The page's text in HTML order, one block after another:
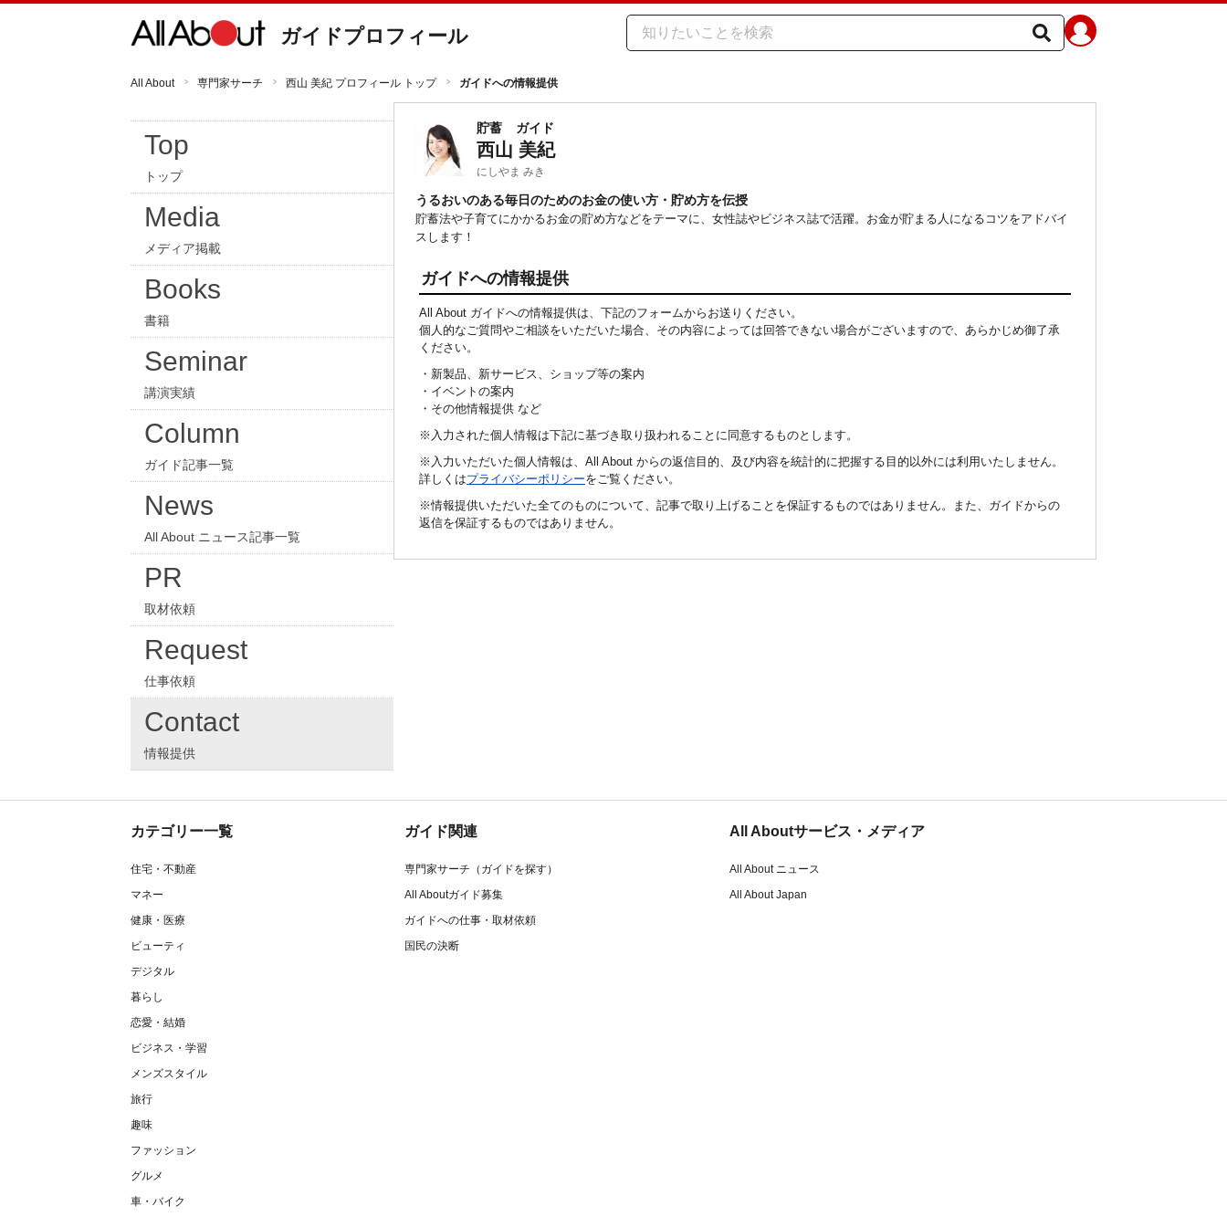
ガイドプロフィール
All About 専門家サーチ 西山 美紀 プロフィール トップ ガイドへの情報提供
Top
トップ
Media
メディア掲載
Books
書籍
Seminar
講演実績
Column
ガイド記事一覧
News
All About ニュース記事一覧
PR
取材依頼
Request
仕事依頼
Contact
情報提供
貯蓄 ガイド
西山 美紀
にしやま みき
うるおいのある毎日のためのお金の使い方・貯め方を伝授
貯蓄法や子育てにかかるお金の貯め方などをテーマに、女性誌やビジネス誌で活躍。お金が貯まる人になるコツをアドバイ
スします！
ガイドへの情報提供
All About ガイドへの情報提供は、下記のフォームからお送りください。
個人的なご質問やご相談をいただいた場合、その内容によっては回答できない場合がございますので、あらかじめ御了承
ください。
・新製品、新サービス、ショップ等の案内
・イベントの案内
・その他情報提供 など
※入力された個人情報は下記に基づき取り扱われることに同意するものとします。
※入力いただいた個人情報は、All About からの返信目的、及び内容を統計的に把握する目的以外には利用いたしません。
詳しくはプライバシーポリシーをご覧ください。
※情報提供いただいた全てのものについて、記事で取り上げることを保証するものではありません。また、ガイドからの
返信を保証するものではありません。
カテゴリー一覧
住宅・不動産
マネー
健康・医療
ビューティ
デジタル
暮らし
恋愛・結婚
ビジネス・学習
メンズスタイル
旅行
趣味
ファッション
グルメ
車・バイク
ガイド関連
専門家サーチ（ガイドを探す）
All Aboutガイド募集
ガイドへの仕事・取材依頼
国民の決断
All Aboutサービス・メディア
All About ニュース
All About Japan